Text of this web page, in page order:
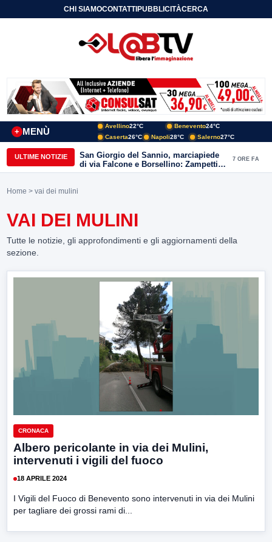
CHI SIAMOCONTATTIPUBBLICITÀCERCA
MENÙ
+
Avellino22°C Benevento24°C
Caserta26°C Napoli28°C Salerno27°C
ULTIME NOTIZIE
San Giorgio del Sannio, marciapiede
di via Falcone e Borsellino: Zampetti e
Lombardi replicano alle polemiche
7 ORE FA
Home > vai dei mulini
VAI DEI MULINI
Tutte le notizie, gli approfondimenti e gli aggiornamenti della
sezione.
CRONACA
Albero pericolante in via dei Mulini,
intervenuti i vigili del fuoco
18 APRILE 2024
I Vigili del Fuoco di Benevento sono intervenuti in via dei Mulini
per tagliare dei grossi rami di...